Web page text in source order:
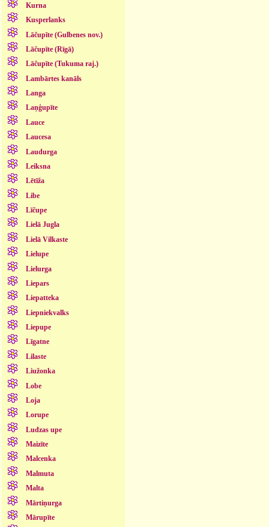
Kurna
Kusperlanks
Lāčupīte (Gulbenes nov.)
Lāčupīte (Rīgā)
Lāčupīte (Tukuma raj.)
Lambārtes kanāls
Langa
Laņģupīte
Lauce
Laucesa
Laudurga
Leiksna
Lētīža
Libe
Līčupe
Lielā Jugla
Lielā Vilkaste
Lielupe
Lielurga
Liepars
Liepatteka
Liepniekvalks
Liepupe
Līgatne
Lilaste
Liužonka
Lobe
Loja
Lorupe
Ludzas upe
Maizīte
Malcenka
Malmuta
Malta
Mārtiņurga
Mārupīte